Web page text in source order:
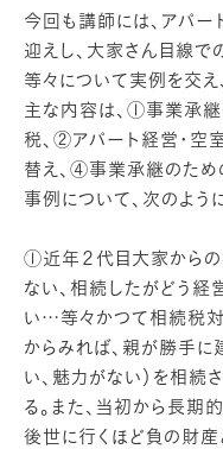
今回も講師には、アパ
迎えし、大家さん目線
等々について実例を交え
主な内容は、①事業承
税、②アパート経営・
替え、④事業承継のた
事例について、次のよう
①近年２代目大家からの
ない、相続したがどう経
い…等々かつて相続税
からみれば、親が勝手に
い、魅力がない）を相続
る。また、当初から長期
後世に行くほど負の財